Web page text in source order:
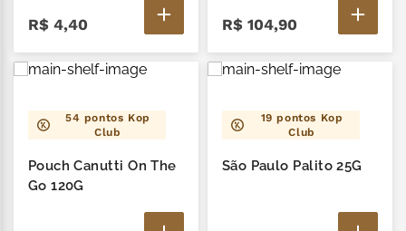
R$ 4,40 R$ 104,90
54 pontos Kop
Club
Pouch Canutti On The
Go 120G
19 pontos Kop
Club
São Paulo Palito 25G